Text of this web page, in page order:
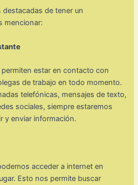
destacadas de tener un
mencionar:
estar en contacto con
de trabajo en todo momento.
telefónicas, mensajes de texto,
sociales, siempre estaremos
y enviar información.
acceder a internet en
Esto nos permite buscar